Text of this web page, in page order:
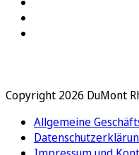
Copyright 2026 DuMont
Allgemeine